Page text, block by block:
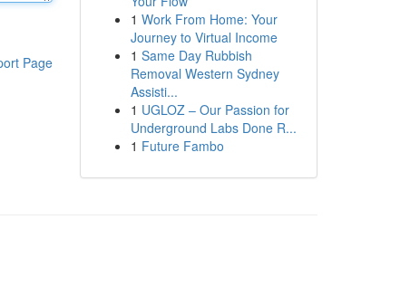
Page
1 Work From Home: Your
Journey to Virtual Income
1 Same Day Rubbish
Removal Western Sydney
Assisti...
1 UGLOZ – Our Passion for
Underground Labs Done R...
1 Future Fambo